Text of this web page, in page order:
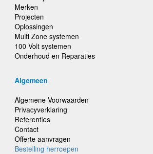
Merken
Projecten
Oplossingen
Multi Zone systemen
100 Volt systemen
Onderhoud en Reparaties
Algemeen
Algemene Voorwaarden
Privacyverklaring
Referenties
Contact
Offerte aanvragen
Bestelling herroepen